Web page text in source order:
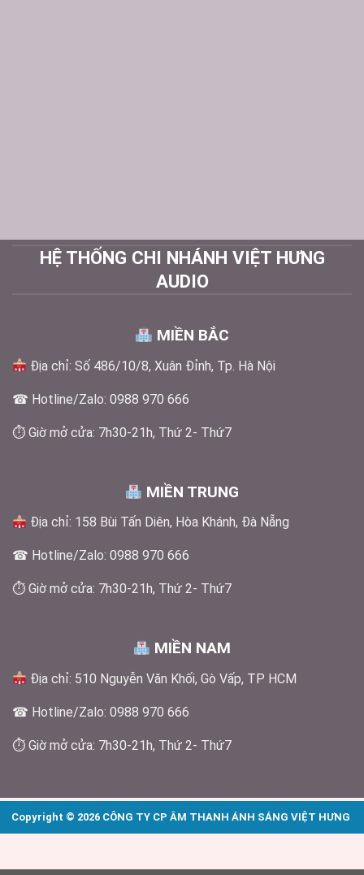
HỆ THỐNG CHI NHÁNH VIỆT HƯNG
AUDIO
MIỀN BẮC
Địa chỉ: Số 486/10/8, Xuân Đỉnh, Tp. Hà Nội
☎ Hotline/Zalo: 0988 970 666
⏱ Giờ mở cửa: 7h30-21h, Thứ 2- Thứ7
MIỀN TRUNG
Địa chỉ: 158 Bùi Tấn Diên, Hòa Khánh, Đà Nẵng
☎ Hotline/Zalo: 0988 970 666
⏱ Giờ mở cửa: 7h30-21h, Thứ 2- Thứ7
MIỀN NAM
Địa chỉ: 510 Nguyễn Văn Khối, Gò Vấp, TP HCM
☎ Hotline/Zalo: 0988 970 666
⏱ Giờ mở cửa: 7h30-21h, Thứ 2- Thứ7
Copyright © 2026 CÔNG TY CP ÂM THANH ÁNH SÁNG VIỆT HƯNG